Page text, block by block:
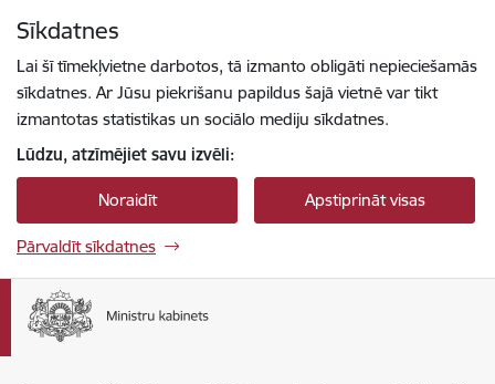
Sīkdatnes
Lai šī tīmekļvietne darbotos, tā izmanto obligāti nepieciešamās
sīkdatnes. Ar Jūsu piekrišanu papildus šajā vietnē var tikt
izmantotas statistikas un sociālo mediju sīkdatnes.
Lūdzu, atzīmējiet savu izvēli:
Noraidīt Apstiprināt visas
Pārvaldīt sīkdatnes